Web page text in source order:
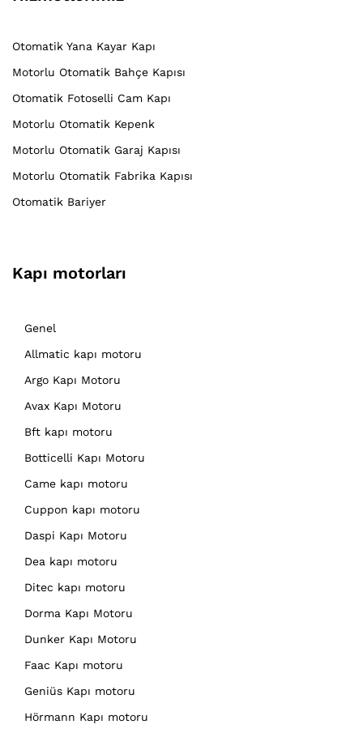
Otomatik Yana Kayar Kapı
Motorlu Otomatik Bahçe Kapısı
Otomatik Fotoselli Cam Kapı
Motorlu Otomatik Kepenk
Motorlu Otomatik Garaj Kapısı
Motorlu Otomatik Fabrika Kapısı
Otomatik Bariyer
Kapı motorları
Genel
Allmatic kapı motoru
Argo Kapı Motoru
Avax Kapı Motoru
Bft kapı motoru
Botticelli Kapı Motoru
Came kapı motoru
Cuppon kapı motoru
Daspi Kapı Motoru
Dea kapı motoru
Ditec kapı motoru
Dorma Kapı Motoru
Dunker Kapı Motoru
Faac Kapı motoru
Geniüs Kapı motoru
Hörmann Kapı motoru